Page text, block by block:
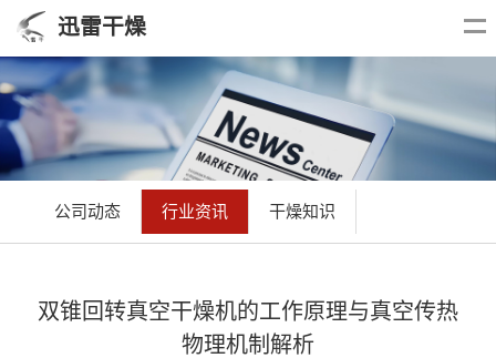
迅雷干燥
公司动态 行业资讯 干燥知识
双锥回转真空干燥机的工作原理与真空传热
物理机制解析